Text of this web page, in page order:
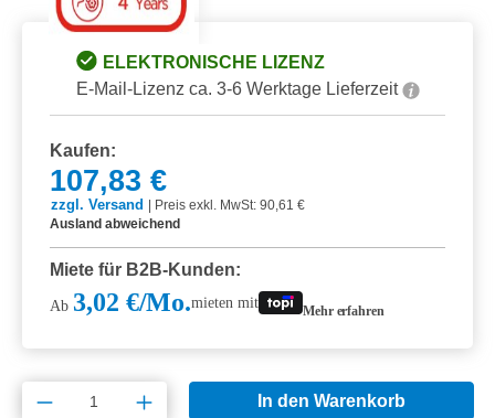
ELEKTRONISCHE LIZENZ
E-Mail-Lizenz ca. 3-6 Werktage Lieferzeit
Kaufen:
107,83 €
zzgl. Versand
Preis exkl. MwSt: 90,61 €
Ausland abweichend
Miete für B2B-Kunden:
Ab 3,02 €/Mo.mieten mit Mehr erfahren
Produkt Anzahl: Gib den gewünschten
In den Warenkorb